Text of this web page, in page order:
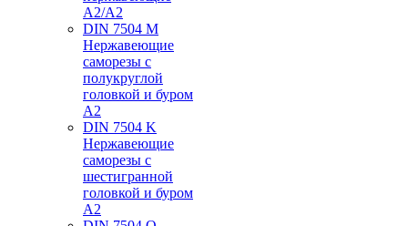
A2/A2
DIN 7504 M
Нержавеющие
саморезы с
полукруглой
головкой и буром
А2
DIN 7504 K
Нержавеющие
саморезы с
шестигранной
головкой и буром
А2